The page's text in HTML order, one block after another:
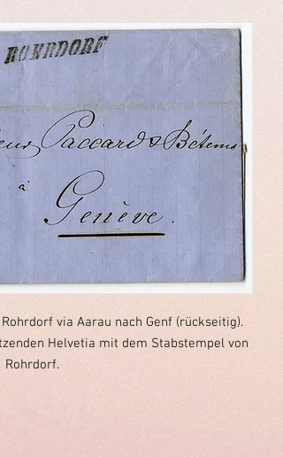
via Aarau nach Genf (rückseitig).
Helvetia mit dem Stabstempel von
Rohrdorf.